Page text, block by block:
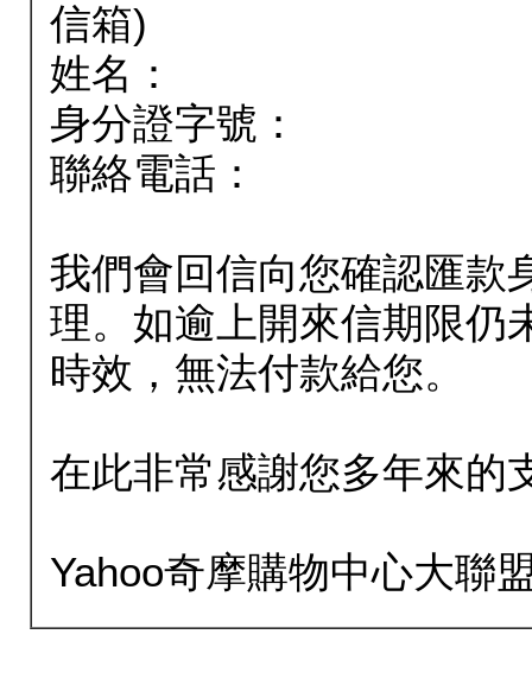
信箱)
姓名：
身分證字號：
聯絡電話：
我們會回信向您確認匯款
理。如逾上開來信期限仍
時效，無法付款給您。
在此非常感謝您多年來的
Yahoo奇摩購物中心大